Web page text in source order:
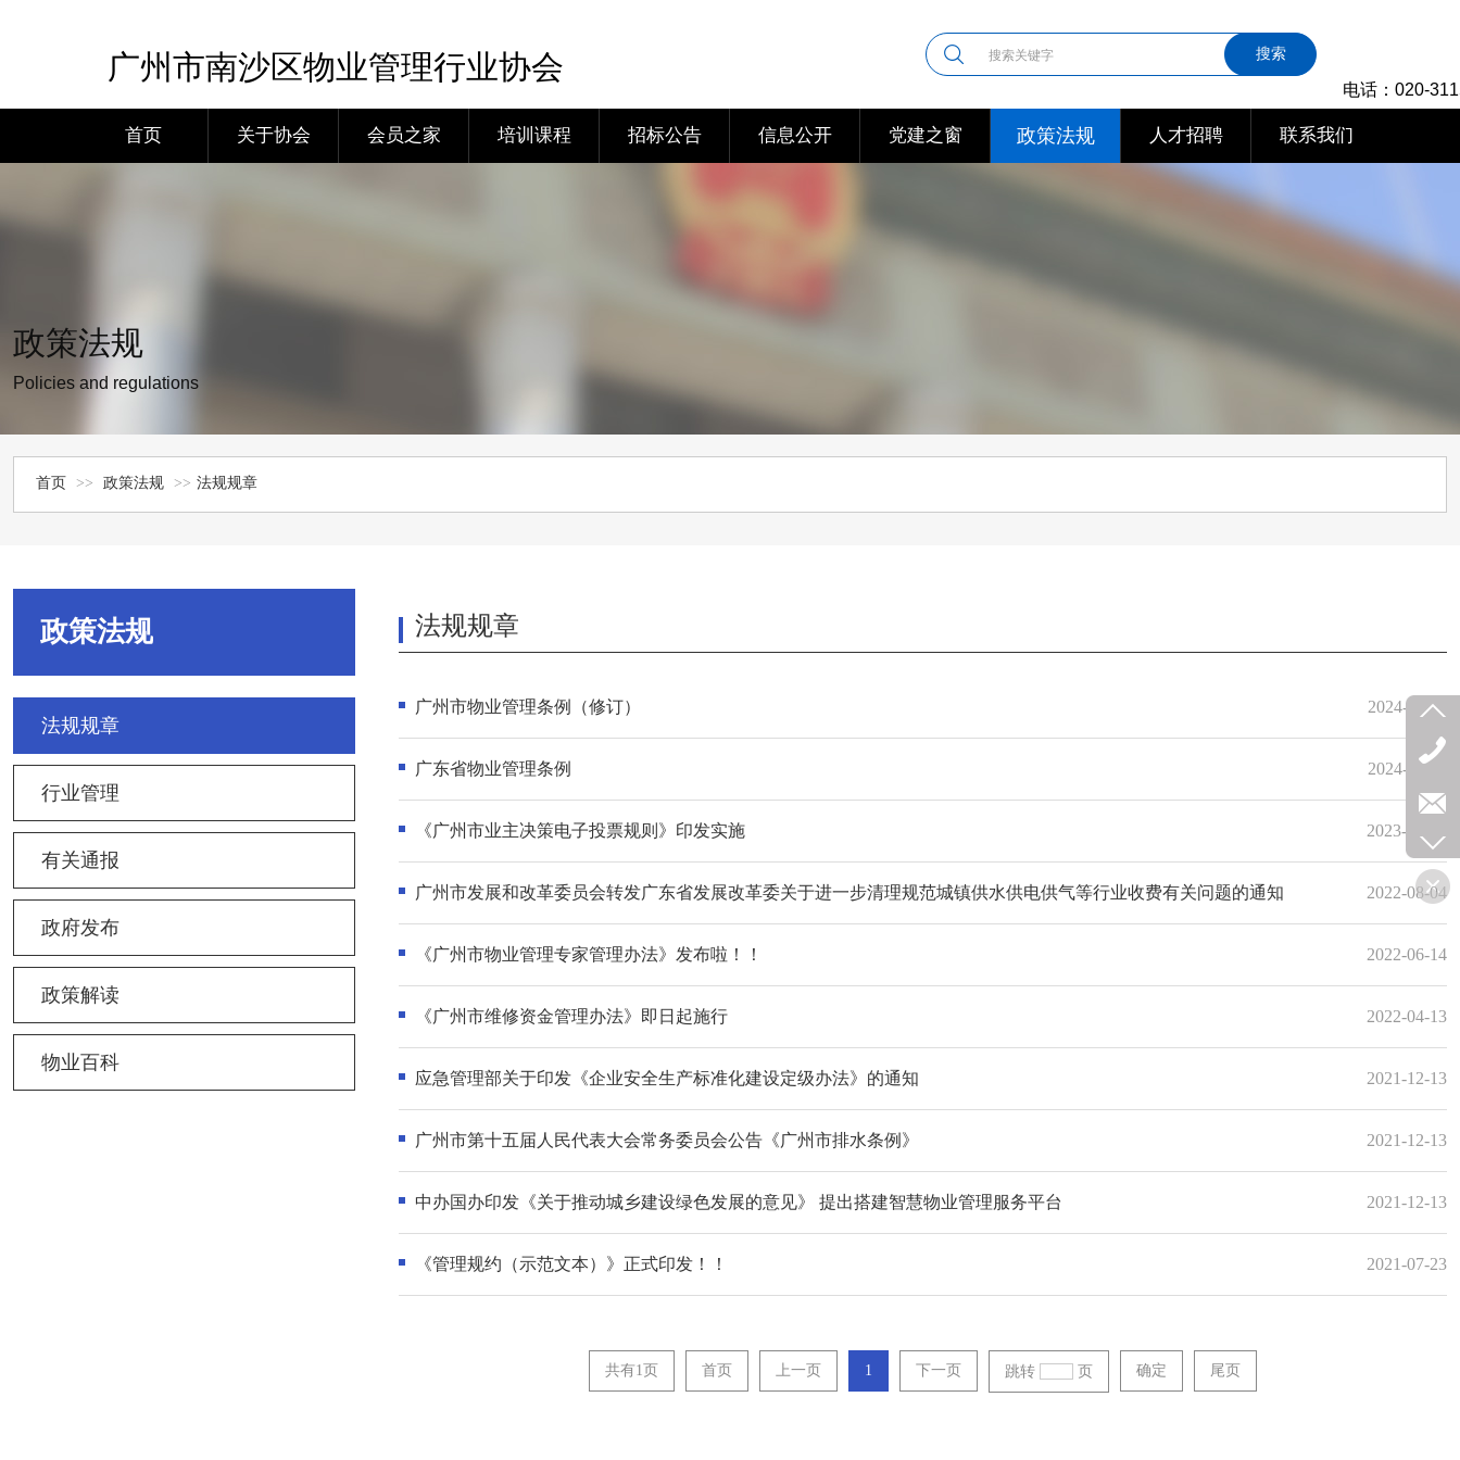
广州市南沙区物业管理行业协会
电话：020-
搜索
首页 关于协会 会员之家 培训课程 招标公告 信息公开 党建之窗 政策法规 人才招聘 联系我们
政策法规
Policies and regulations
首页 >> 政策法规 >> 法规规章
政策法规
法规规章
行业管理
有关通报
政府发布
政策解读
物业百科
法规规章
广州市物业管理条例（修订） 2024-10-11
广东省物业管理条例 2024-10-11
《广州市业主决策电子投票规则》印发实施 2023-04-12
广州市发展和改革委员会转发广东省发展改革委关于进一步清理规范城镇供水供电供气等行业收费有关问题的通知 2022-08-04
《广州市物业管理专家管理办法》发布啦！！ 2022-06-14
《广州市维修资金管理办法》即日起施行 2022-04-13
应急管理部关于印发《企业安全生产标准化建设定级办法》的通知 2021-12-13
广州市第十五届人民代表大会常务委员会公告《广州市排水条例》 2021-12-13
中办国办印发《关于推动城乡建设绿色发展的意见》 提出搭建智慧物业管理服务平台 2021-12-13
《管理规约（示范文本）》正式印发！！ 2021-07-23
共有1页 首页 上一页 1 下一页 跳转 页 确定 尾页